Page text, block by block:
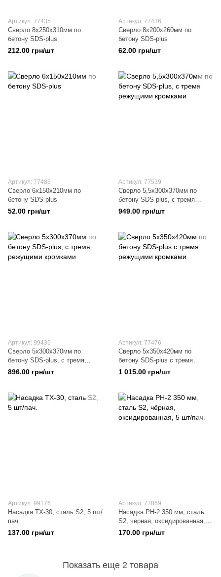
Артикул: 77435
Сверло 8х250х310мм по
бетону SDS-plus
212.00 грн/шт
Артикул: 77436
Сверло 8х200х260мм по
бетону SDS-plus
62.00 грн/шт
Артикул: 77486
Сверло 6х150х210мм по
бетону SDS-plus
52.00 грн/шт
Артикул: 77539
Сверло 5,5х300х370мм по
бетону SDS-plus, с тремя
режущими кромками
949.00 грн/шт
Артикул: 99436
Сверло 5х300х370мм по
бетону SDS-plus, с тремя
режущими кромками
896.00 грн/шт
Артикул: 77476
Сверло 5х350х420мм по
бетону SDS-plus с тремя
режущими кромками
1 015.00 грн/шт
Артикул: 99176
Насадка TX-30, сталь S2, 5 шт/
пач.
137.00 грн/шт
Артикул: 77869
Насадка PH-2 350 мм, сталь
S2, чёрная, оксидированная, 5
шт/пач.
170.00 грн/шт
Показать еще 2 товара